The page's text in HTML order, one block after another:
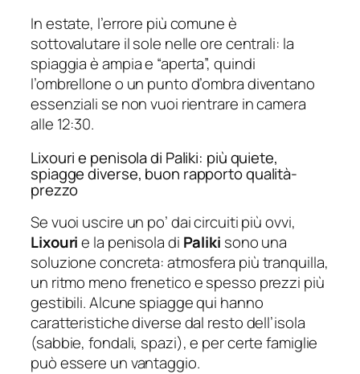
In estate, l’errore più comune è
sottovalutare il sole nelle ore centrali: la
spiaggia è ampia e “aperta”, quindi
l’ombrellone o un punto d’ombra diventano
essenziali se non vuoi rientrare in camera
alle 12:30.
Lixouri e penisola di Paliki: più quiete,
spiagge diverse, buon rapporto qualità-
prezzo
Se vuoi uscire un po’ dai circuiti più ovvi,
Lixourie la penisola di Paliki sono una
soluzione concreta: atmosfera più tranquilla,
un ritmo meno frenetico e spesso prezzi più
gestibili. Alcune spiagge qui hanno
caratteristiche diverse dal resto dell’isola
(sabbie, fondali, spazi), e per certe famiglie
può essere un vantaggio.